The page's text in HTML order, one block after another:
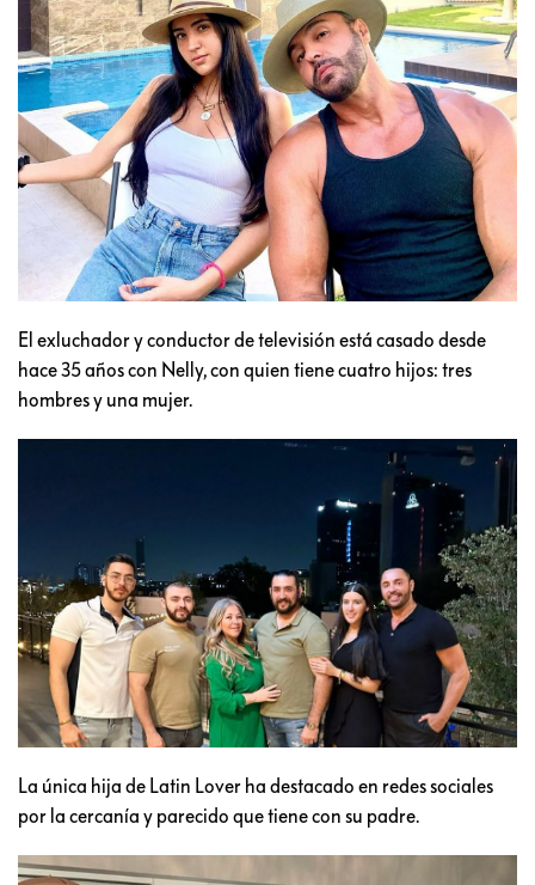
El exluchador y conductor de televisión está casado desde
hace 35 años con Nelly, con quien tiene cuatro hijos: tres
hombres y una mujer.
La única hija de Latin Lover ha destacado en redes sociales
por la cercanía y parecido que tiene con su padre.